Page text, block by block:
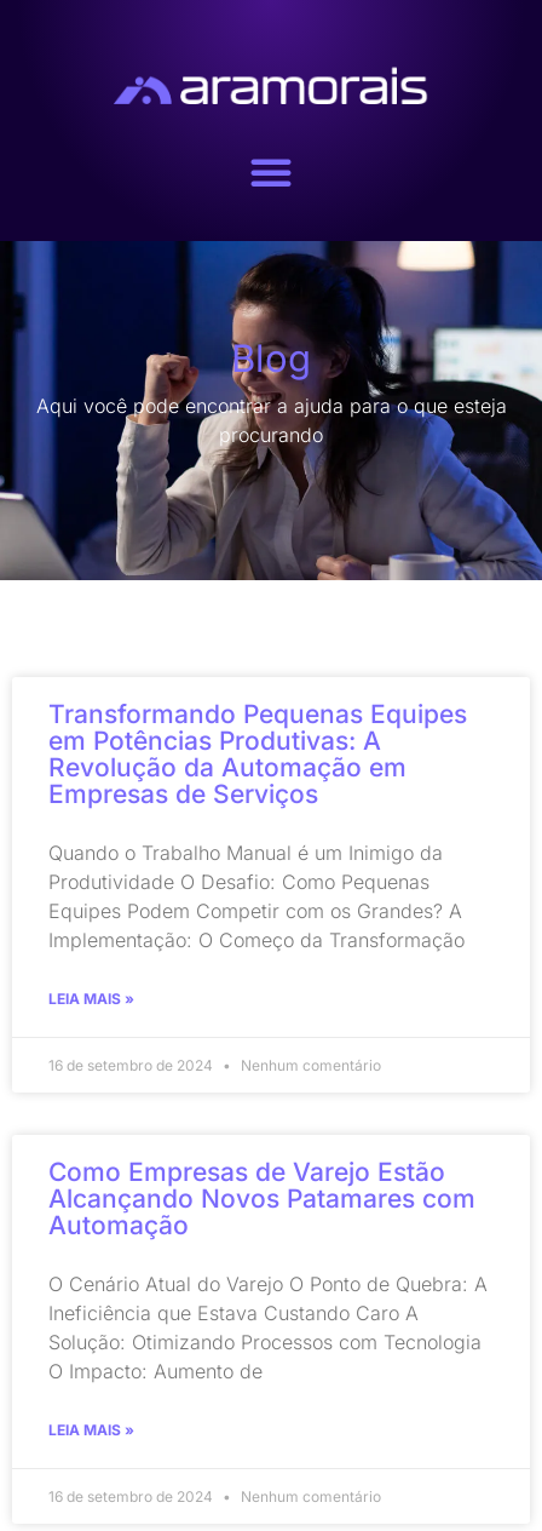
Blog
Aqui você pode encontrar a ajuda para o que esteja
procurando
Transformando Pequenas Equipes
em Potências Produtivas: A
Revolução da Automação em
Empresas de Serviços
Quando o Trabalho Manual é um Inimigo da
Produtividade O Desafio: Como Pequenas
Equipes Podem Competir com os Grandes? A
Implementação: O Começo da Transformação
LEIA MAIS »
16 de setembro de 2024 Nenhum comentário
Como Empresas de Varejo Estão
Alcançando Novos Patamares com
Automação
O Cenário Atual do Varejo O Ponto de Quebra: A
Ineficiência que Estava Custando Caro A
Solução: Otimizando Processos com Tecnologia
O Impacto: Aumento de
LEIA MAIS »
16 de setembro de 2024 Nenhum comentário